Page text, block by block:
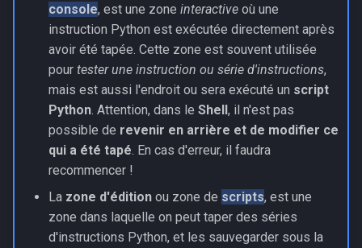
console, est une zone interactiveoù une
instruction Python est exécutée directement après
avoir été tapée. Cette zone est souvent utilisée
pour tester une instruction ou série d'instructions,
mais est aussi l'endroit ou sera exécuté un script
Python. Attention, dans le Shell, il n'est pas
possible de revenir en arrière et de modifier ce
qui a été tapé . En cas d'erreur, il faudra
recommencer !
La zone d'éditionou zone de scripts, est une
zone dans laquelle on peut taper des séries
d'instructions Python, et les sauvegarder sous la